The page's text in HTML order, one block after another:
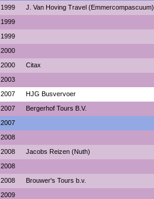
1999 J. Van Hoving Travel (Emmercompascuum)
1999
1999
2000
Citax
2003
2007 HJG Busvervoer
2007 Bergerhof Tours B.V.
2008
2008 Jacobs Reizen (Nuth)
2008
2008 Brouwer's Tours b.v.
2009